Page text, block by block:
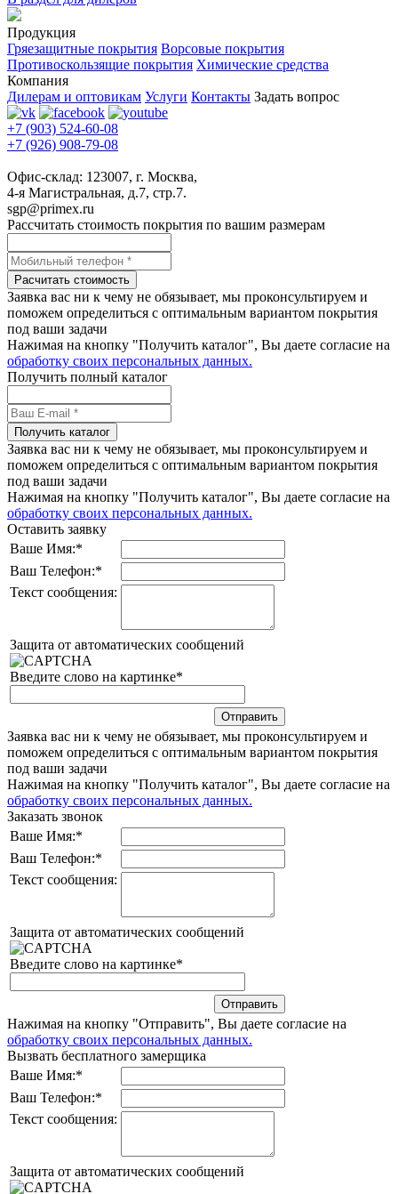
Продукция
Гряезащитные покрытия Ворсовые покрытия
Противоскользящие покрытия Химические средства
Компания
Дилерам и оптовикам Услуги Контакты Задать вопрос
+7 (903) 524-60-08
+7 (926) 908-79-08
Офис-склад: 123007, г. Москва,
4-я Магистральная, д.7, стр.7.
sgp@primex.ru
Рассчитать стоимость покрытия по вашим размерам
Расчитать стоимость
Заявка вас ни к чему не обязывает, мы проконсультируем и
поможем определиться с оптимальным вариантом покрытия
под ваши задачи
Нажимая на кнопку "Получить каталог", Вы даете согласие на
обработку своих персональных данных.
Получить полный каталог
Получить каталог
Заявка вас ни к чему не обязывает, мы проконсультируем и
поможем определиться с оптимальным вариантом покрытия
под ваши задачи
Нажимая на кнопку "Получить каталог", Вы даете согласие на
обработку своих персональных данных.
Оставить заявку
Ваше Имя:*
Ваш Телефон:*
Текст сообщения:
Защита от автоматических сообщений
Введите слово на картинке*
Заявка вас ни к чему не обязывает, мы проконсультируем и
поможем определиться с оптимальным вариантом покрытия
под ваши задачи
Нажимая на кнопку "Получить каталог", Вы даете согласие на
обработку своих персональных данных.
Заказать звонок
Ваше Имя:*
Ваш Телефон:*
Текст сообщения:
Защита от автоматических сообщений
Введите слово на картинке*
Нажимая на кнопку "Отправить", Вы даете согласие на
обработку своих персональных данных.
Вызвать бесплатного замерщика
Ваше Имя:*
Ваш Телефон:*
Текст сообщения:
Защита от автоматических сообщений